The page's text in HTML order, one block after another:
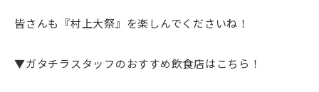
皆さんも『村上大祭』を楽しんでくださいね！
▼ガタチラスタッフのおすすめ飲食店はこちら！